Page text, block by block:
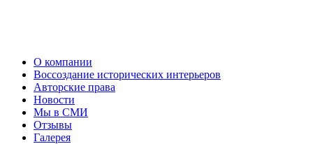
О компании
Воссоздание исторических интерьеров
Авторские права
Новости
Мы в СМИ
Отзывы
Галерея